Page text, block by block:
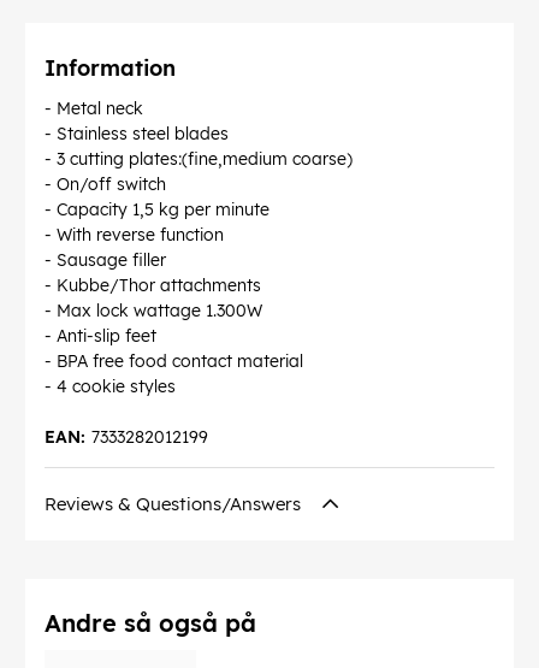
Information
- Metal neck
- Stainless steel blades
- 3 cutting plates:(fine,medium coarse)
- On/off switch
- Capacity 1,5 kg per minute
- With reverse function
- Sausage filler
- Kubbe/Thor attachments
- Max lock wattage 1.300W
- Anti-slip feet
- BPA free food contact material
- 4 cookie styles
7333282012199
EAN:
Reviews & Questions/Answers
Andre så også på